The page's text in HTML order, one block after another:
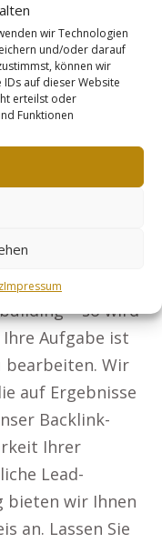
wir Technologien
und/oder darauf
können wir
auf dieser Website
erteilst oder
Funktionen
Impressum
Services für
sichtbar
Sie die erste
Online-Händler:
zu einer
Start in
– so wird
Aufgabe ist
bearbeiten. Wir
auf Ergebnisse
Backlink-
Ihrer
Lead-
bieten wir Ihnen
an. Lassen Sie